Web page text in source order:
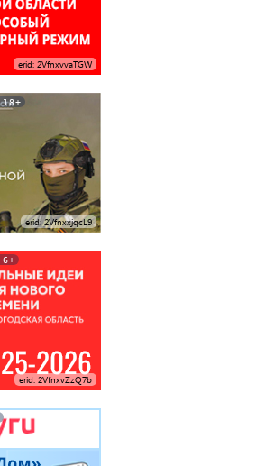
erid: 2VfnxvvaTGW
18+
erid: 2VfnxxjqcL9
6+
erid: 2VfnxvZzQ7b